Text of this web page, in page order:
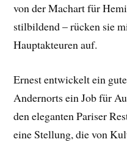
von der Machart für
stilbildend – rücken sie
Hauptakteuren auf.
Ernest entwickelt ein
Andernorts ein Job für
den eleganten Pariser
eine Stellung, die von